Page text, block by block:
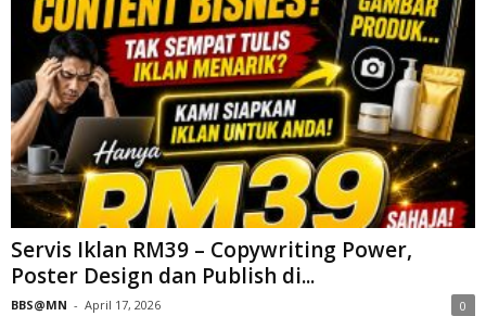
Servis Iklan RM39 – Copywriting Power,
Poster Design dan Publish di...
BBS@MN - April 17, 2026 0